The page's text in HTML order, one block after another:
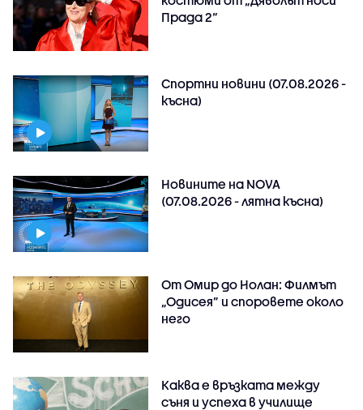
Прада 2“
Спортни новини (07.08.2026 -
късна)
Новините на NOVA
(07.08.2026 - лятна късна)
От Омир до Нолан: Филмът
„Одисея” и споровете около
него
Каква е връзката между
съня и успеха в училище